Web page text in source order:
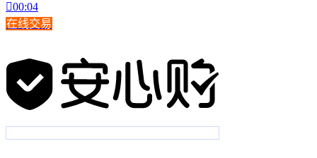
00:04
在线交易